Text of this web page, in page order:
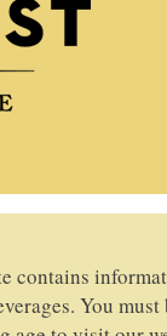
MED
contains
You